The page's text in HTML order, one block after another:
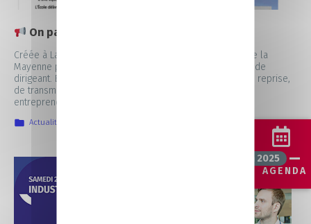
Notre
AGENDA
On parle de nous | L’École des Managers
Créée à Laval en 1987, l’École des Managers de la CCI de la
Mayenne prépare le futur chef d’entreprise à son métier de
dirigeant. Elle a pour objectif de faciliter le processus de reprise,
de transmission d’entreprises ou de développement
entrepreneurial.
Actualités
5 juin 2025